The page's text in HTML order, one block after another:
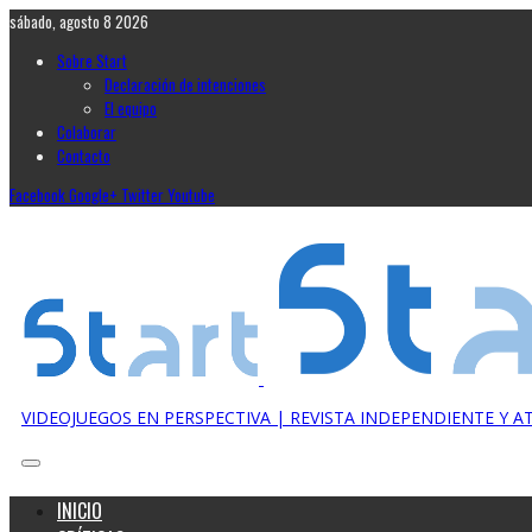
sábado, agosto 8 2026
Sobre Start
Declaración de intenciones
El equipo
Colaborar
Contacto
FacebookGoogle+ TwitterYoutube
VIDEOJUEGOS EN PERSPECTIVA | REVISTA INDEPENDIENTE Y
INICIO